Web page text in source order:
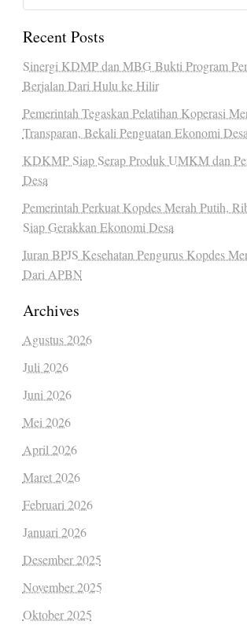
Recent Posts
Sinergi KDMP dan MBG Bukti Program
Berjalan Dari Hulu ke Hilir
Pemerintah Tegaskan Pelatihan Koperasi
Transparan, Bekali Penguatan Ekonomi Desa
KDKMP Siap Serap Produk UMKM dan
Desa
Pemerintah Perkuat Kopdes Merah Putih,
Siap Gerakkan Ekonomi Desa
Iuran BPJS Kesehatan Pengurus Kopdes
Dari APBN
Archives
Agustus 2026
Juli 2026
Juni 2026
Mei 2026
April 2026
Maret 2026
Februari 2026
Januari 2026
Desember 2025
November 2025
Oktober 2025